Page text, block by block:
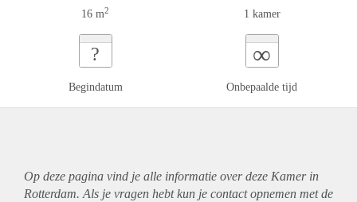
16 m2 1 kamer
?
Begindatum
∞
Onbepaalde tijd
Op deze pagina vind je alle informatie over deze Kamer in
Rotterdam. Als je vragen hebt kun je contact opnemen met de